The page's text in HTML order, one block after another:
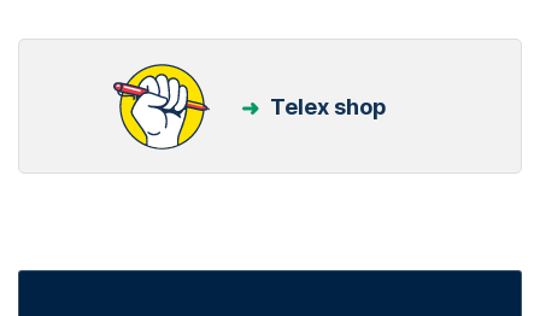
Telex shop